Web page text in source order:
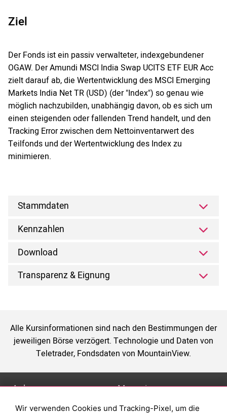
Ziel
Der Fonds ist ein passiv verwalteter, indexgebundener
OGAW. Der Amundi MSCI India Swap UCITS ETF EUR Acc
zielt darauf ab, die Wertentwicklung des MSCI Emerging
Markets India Net TR (USD) (der "Index") so genau wie
möglich nachzubilden, unabhängig davon, ob es sich um
einen steigenden oder fallenden Trend handelt, und den
Tracking Error zwischen dem Nettoinventarwert des
Teilfonds und der Wertentwicklung des Index zu
minimieren.
Stammdaten
Kennzahlen
Download
Transparenz & Eignung
Alle Kursinformationen sind nach den Bestimmungen der
jeweiligen Börse verzögert. Technologie und Daten von
Teletrader, Fondsdaten von MountainView.
Anlage
Depot eröffnen
Magazin
Was sind sind ETFs?
Wir verwenden Cookies und Tracking-Pixel, um die